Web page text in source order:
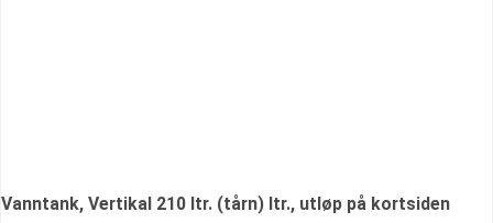
Vanntank, Vertikal 210 ltr. (tårn) ltr., utløp på kortsiden